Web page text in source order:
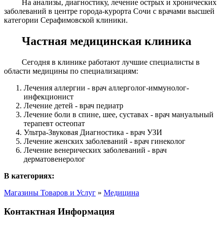
На анализы, диагностику, лечение острых и хронических
заболеваний в центре города-курорта Сочи с врачами высшей
категории Серафимовской клиники.
Частная медицинская клиника
Сегодня в клинике работают лучшие специалисты в
области медицины по специализациям:
Лечения аллергии - врач аллерголог-иммунолог-
инфекционист
Лечение детей - врач педиатр
Лечение боли в спине, шее, суставах - врач мануальный
терапевт остеопат
Ультра-Звуковая Диагностика - врач УЗИ
Лечение женских заболеваний - врач гинеколог
Лечение венерических заболеваний - врач
дерматовенеролог
В категориях:
Магазины Товаров и Услуг » Медицина
Контактная Информация